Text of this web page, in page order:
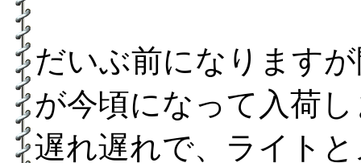
だいぶ前になります
が今頃になって入荷
遅れ遅れで、ライト